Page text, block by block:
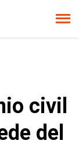
civil
del